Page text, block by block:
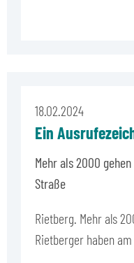
18.02.2024
Ein
Mehr als 2000
Straße
Rietberg. Mehr als
Rietberger haben